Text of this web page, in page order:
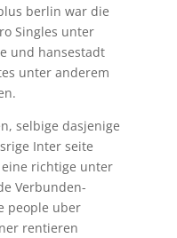
berlin war die
Singles unter
und hansestadt
unter anderem
selbige dasjenige
Inter seite
richtige unter
Verbunden-
people uber
rentieren